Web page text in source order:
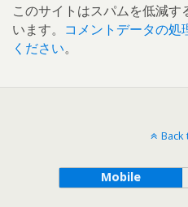
このサイトはスパムを低減
います。 コメントデータの処
ください。
Back
Mobile